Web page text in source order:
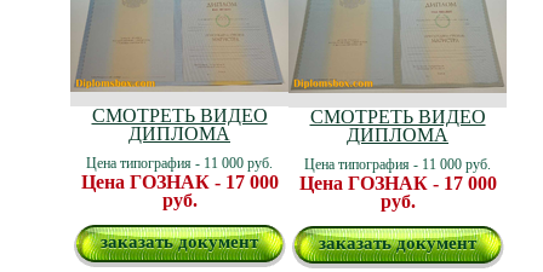
СМОТРЕТЬ ВИДЕО
ДИПЛОМА
Цена типография - 11 000 руб.
Цена ГОЗНАК - 17 000
руб.
заказать документ
СМОТРЕТЬ ВИДЕО
ДИПЛОМА
Цена типография - 11 000 руб.
Цена ГОЗНАК - 17 000
руб.
заказать документ